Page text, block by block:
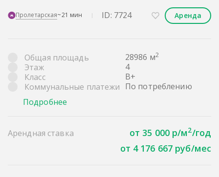
Пролетарская~21 мин ID: 7724 Аренда
Общая площадь 28986 м2
Этаж
4
Класс
B+
Коммунальные платежи По потреблению
Подробнее
Арендная ставка от 35 000 р/м2/год
от 4 176 667 руб/мес